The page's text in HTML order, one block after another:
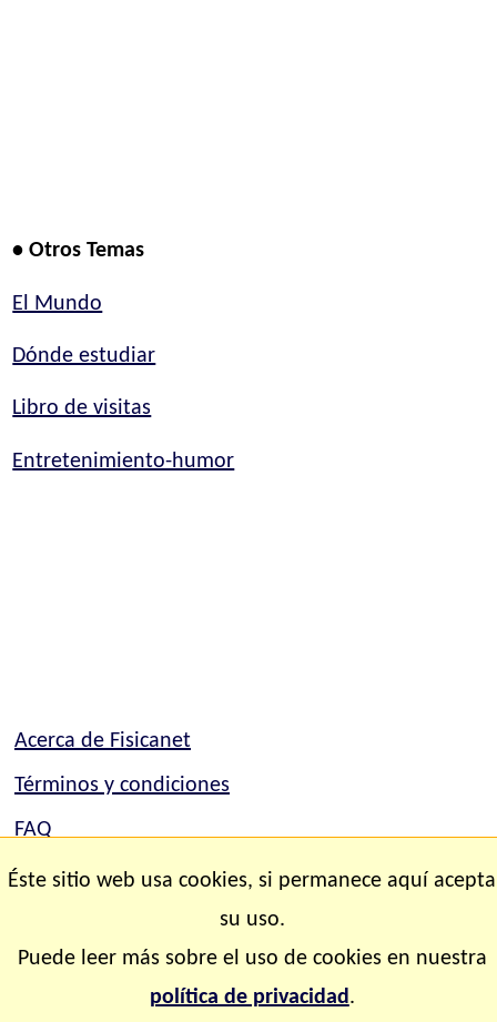
• Otros Temas
El Mundo
Dónde estudiar
Libro de visitas
Entretenimiento-humor
Acerca de Fisicanet
Términos y condiciones
FAQ
Mapa del sitio
Copyright © 2.000-2.028 Fisicanet ® Todos los
Éste sitio web usa cookies, si permanece aquí acepta
su uso.
Puede leer más sobre el uso de cookies en nuestra
política de privacidad.